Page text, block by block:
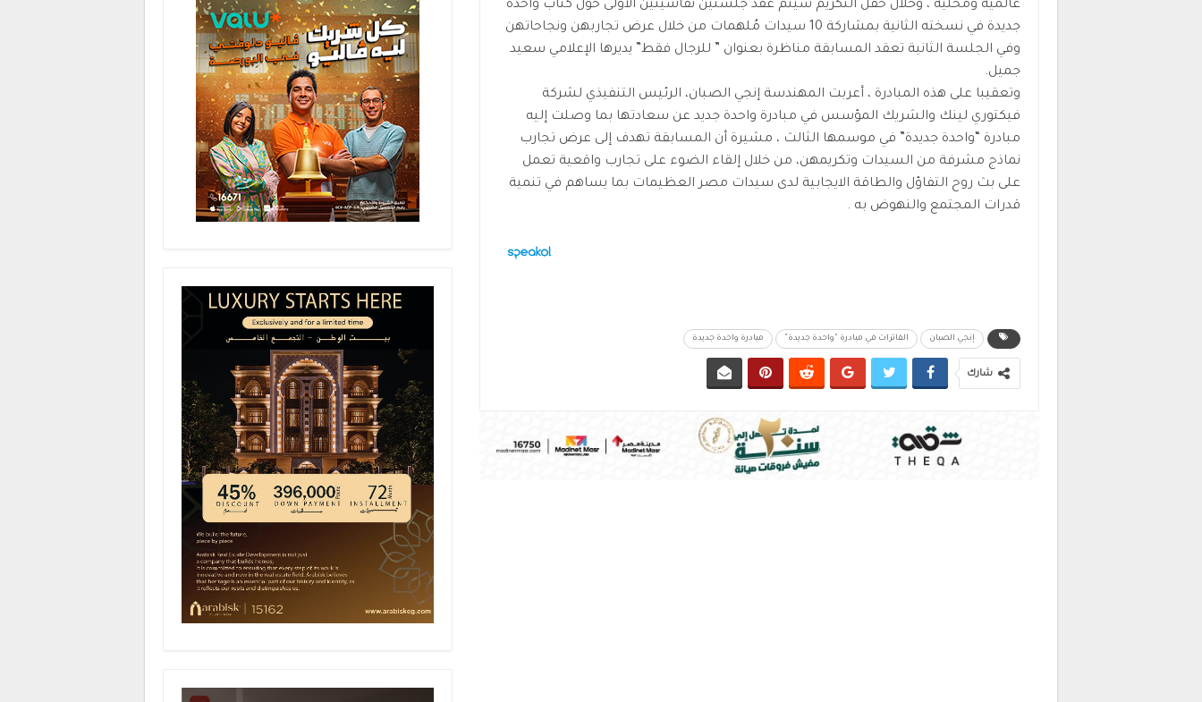
عالمية ومحلية ، وخلال حفل التكريم سيتم عقد جلستين نقاشيتين الأولى حول كتاب واحدة
جديدة في نسخته الثانية بمشاركة 10 سيدات مُلهمات من خلال عرض تجاربهن ونجاحاتهن
وفي الجلسة الثانية تعقد المسابقة مناظرة بعنوان ” للرجال فقط” يديرها الإعلامي سعيد
جميل.
وتعقيبا على هذه المبادرة ، أعربت المهندسة إنجي الصبان، الرئيس التنفيذي لشركة
فيكتوري لينك والشريك المؤسس في مبادرة واحدة جديد عن سعادتها بما وصلت إليه
مبادرة “واحدة جديدة” في موسمها الثالث ، مشيرة أن المسابقة تهدف إلى عرض تجارب
نماذج مشرفة من السيدات وتكريمهن، من خلال إلقاء الضوء على تجارب واقعية تعمل
على بث روح التفاؤل والطاقة الايجابية لدى سيدات مصر العظيمات بما يساهم في تنمية
قدرات المجتمع والنهوض به .
إنجي الصبان الفائزات في مبادرة "واحدة جديدة" مبادرة واحدة جديدة
شارك